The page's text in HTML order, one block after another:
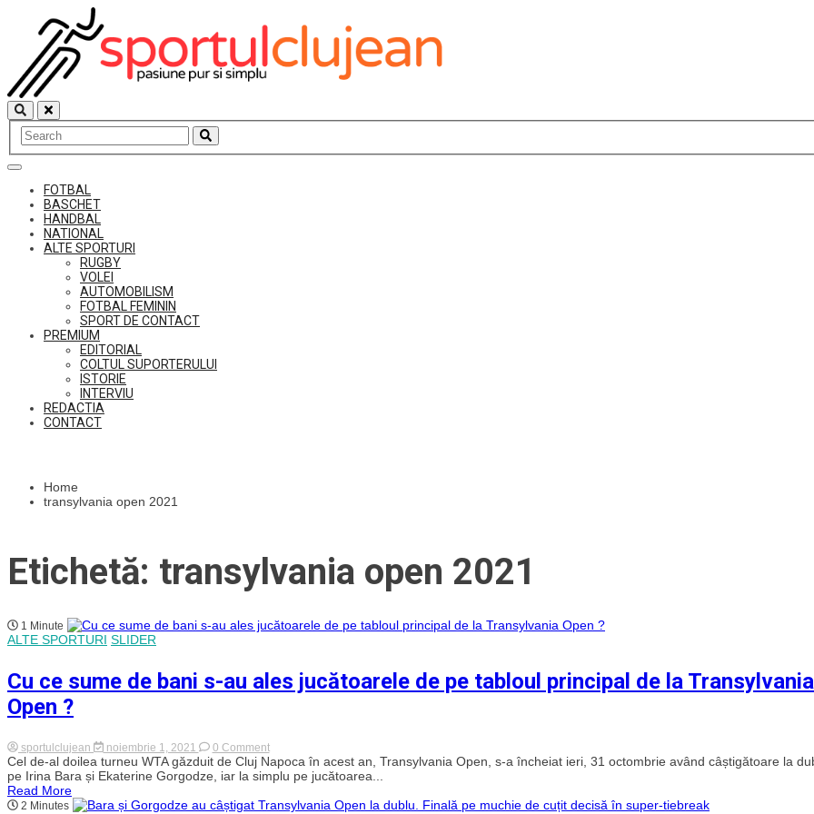
content
FOTBAL
BASCHET
HANDBAL
NATIONAL
ALTE SPORTURI
RUGBY
VOLEI
AUTOMOBILISM
FOTBAL FEMININ
SPORT DE CONTACT
PREMIUM
EDITORIAL
COLTUL SUPORTERULUI
ISTORIE
INTERVIU
REDACTIA
CONTACT
Home
transylvania open 2021
Etichetă: transylvania open 2021
1 Minute
ALTE SPORTURI SLIDER
Cu ce sume de bani s-au ales jucătoarele de pe tabloul principal de la Transylvania
Open ?
sportulclujean noiembrie 1, 2021 0 Commenton
Cu
ce
sume
bani
Cel de-al doilea turneu WTA găzduit de Cluj Napoca în acest an, Transylvania Open, s-a încheiat ieri, 31 octombrie având câștigătoare la
pe Irina Bara și Ekaterine Gorgodze, iar la simplu pe jucătoarea...
Read More
2 Minutes